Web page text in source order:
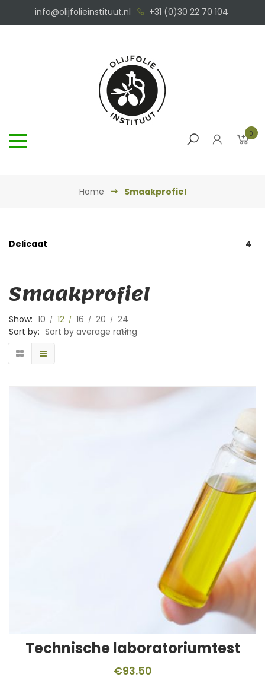
info@olijfolieinstituut.nl +31 (0)30 22 70 104
0
Home Smaakprofiel
Delicaat 4
Smaakprofiel
Show: 10 12 16 20
24
Sort by: Sort by average rating
Technische laboratoriumtest
€93.50